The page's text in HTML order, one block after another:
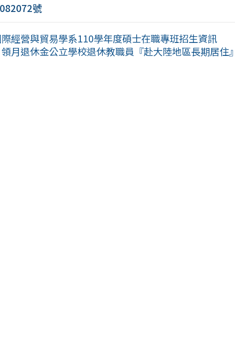
號
經營與貿易學系110學年度碩士在職專班招生資訊
領月退休金公立學校退休教職員『赴大陸地區長期居住